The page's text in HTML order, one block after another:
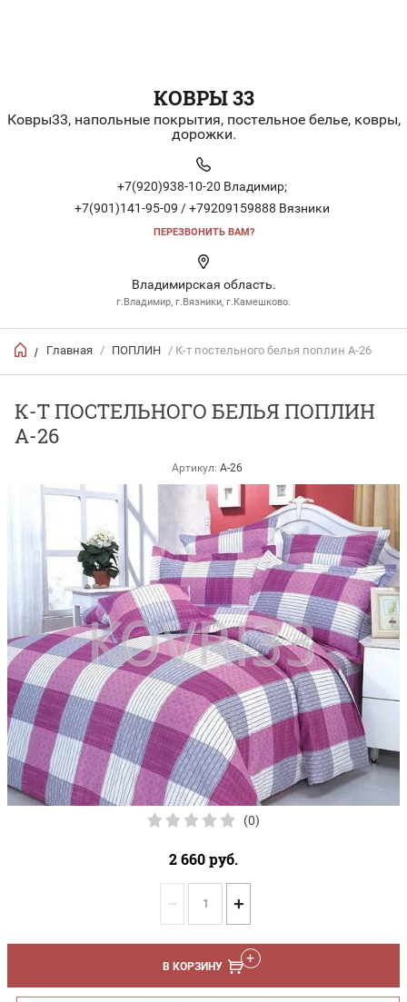
КОВРЫ 33
Ковры33, напольные покрытия, постельное белье, ковры,
дорожки.
+7(920)938-10-20 Владимир;
+7(901)141-95-09 / +79209159888 Вязники
ПЕРЕЗВОНИТЬ ВАМ?
Владимирская область.
г.Владимир, г.Вязники, г.Камешково.
/ Главная / ПОПЛИН / К-т постельного белья поплин A-26
К-Т ПОСТЕЛЬНОГО БЕЛЬЯ ПОПЛИН
A-26
Артикул: A-26
(0)
2 660руб.
− +
В КОРЗИНУ